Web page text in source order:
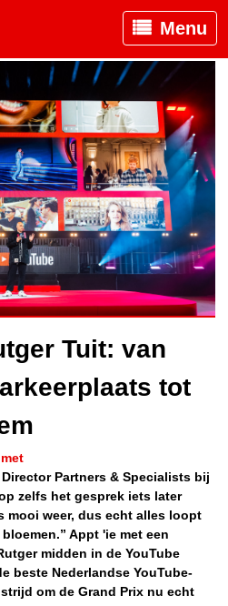
Menu
Tuit: van
tot
Partners & Specialists bij
zelfs het gesprek iets later
mooi weer, dus echt alles loopt
Appt 'ie met een
midden in de YouTube
beste Nederlandse YouTube-
om de Grand Prix nu echt